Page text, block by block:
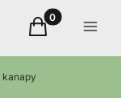
się
Produkty w
Koszyk Menu
kanapy